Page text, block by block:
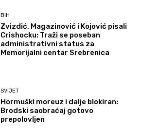
BIH
Zvizdić, Magazinović i Kojović pisali
Crishocku: Traži se poseban
administrativni status za
Memorijalni centar Srebrenica
SVIJET
Hormuški moreuz i dalje blokiran:
Brodski saobraćaj gotovo
prepolovljen